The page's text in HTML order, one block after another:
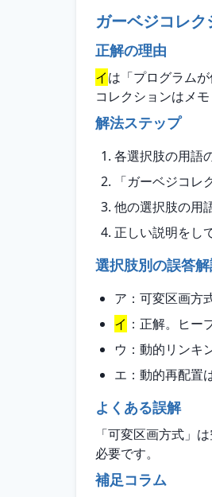
ガーベジコレク
正解の理由
イは「プログラム
コレクションはメ
解法ステップ
各選択肢の用語
「ガーベジコレ
他の選択肢の用
正しい説明をし
選択肢別の誤答
ア：可変区画方
イ ：正解。ヒー
ウ：動的リンキ
エ：動的再配置
よくある誤解
「可変区画方式」
必要です。
補足コラム